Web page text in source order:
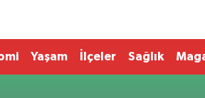
Yaşam İlçeler Sağlık